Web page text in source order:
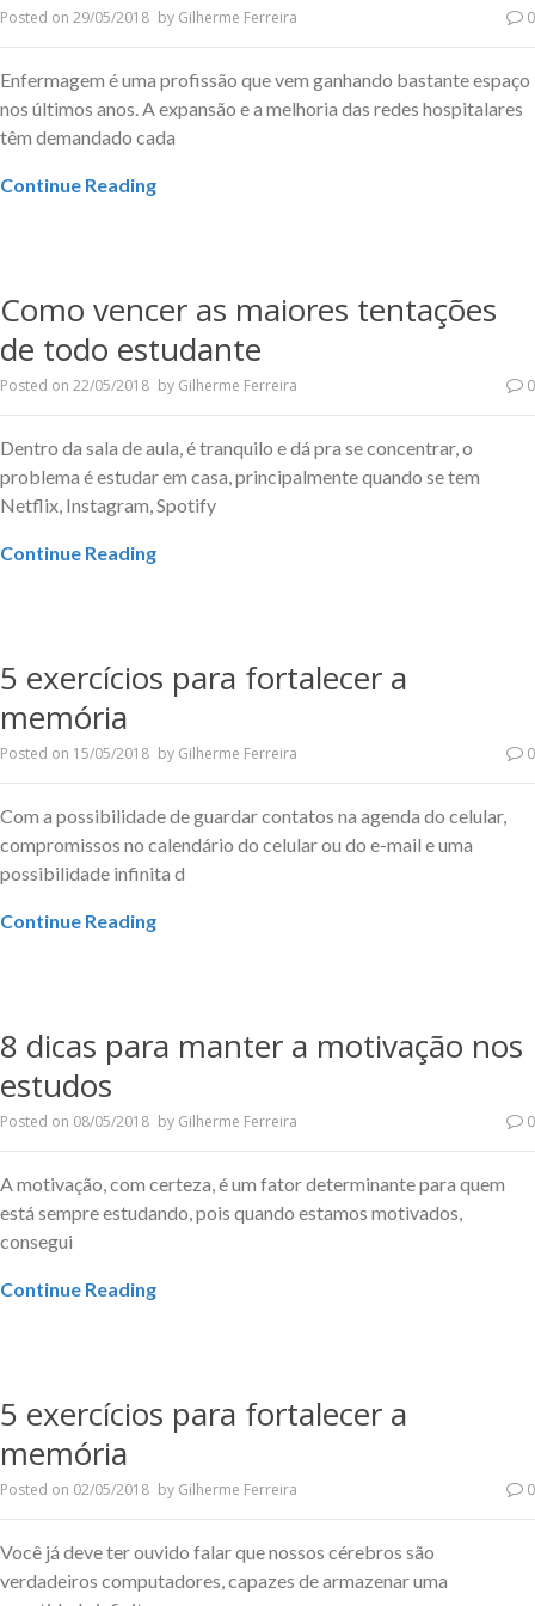
Posted on 29/05/2018 by Gilherme Ferreira 0
Enfermagem é uma profissão que vem ganhando bastante espaço
nos últimos anos. A expansão e a melhoria das redes hospitalares
têm demandado cada
Continue Reading
Como vencer as maiores tentações
de todo estudante
Posted on 22/05/2018 by Gilherme Ferreira 0
Dentro da sala de aula, é tranquilo e dá pra se concentrar, o
problema é estudar em casa, principalmente quando se tem
Netflix, Instagram, Spotify
Continue Reading
5 exercícios para fortalecer a
memória
Posted on 15/05/2018 by Gilherme Ferreira 0
Com a possibilidade de guardar contatos na agenda do celular,
compromissos no calendário do celular ou do e-mail e uma
possibilidade infinita d
Continue Reading
8 dicas para manter a motivação nos
estudos
Posted on 08/05/2018 by Gilherme Ferreira 0
A motivação, com certeza, é um fator determinante para quem
está sempre estudando, pois quando estamos motivados,
consegui
Continue Reading
5 exercícios para fortalecer a
memória
Posted on 02/05/2018 by Gilherme Ferreira 0
Você já deve ter ouvido falar que nossos cérebros são
verdadeiros computadores, capazes de armazenar uma